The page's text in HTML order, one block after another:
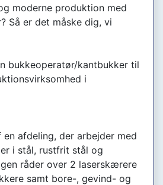
moderne produktion med
Så er det måske dig, vi
bukkeoperatør/kantbukker til
i
en afdeling, der arbejder med
i stål, rustfrit stål og
råder over 2 laserskærere
samt bore-, gevind- og